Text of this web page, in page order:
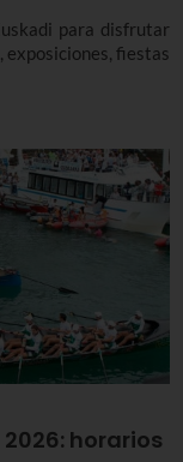
para disfrutar
fiestas
horarios